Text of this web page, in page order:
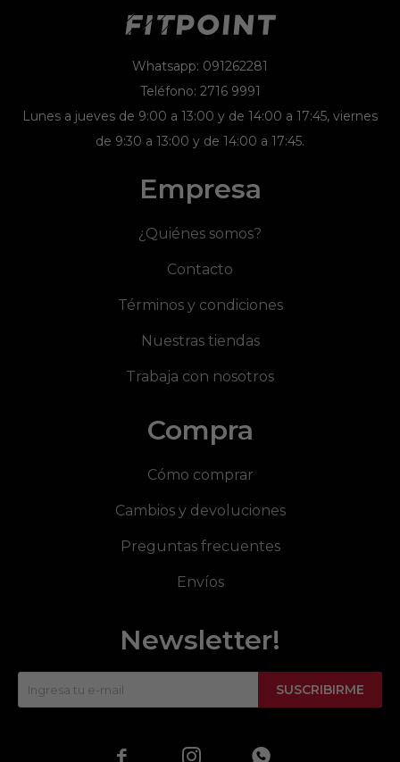
Whatsapp: 091262281
Teléfono: 2716 9991
Lunes a jueves de 9:00 a 13:00 y de 14:00 a 17:45, viernes
de 9:30 a 13:00 y de 14:00 a 17:45.
Empresa
¿Quiénes somos?
Contacto
Términos y condiciones
Nuestras tiendas
Trabaja con nosotros
Compra
Cómo comprar
Cambios y devoluciones
Preguntas frecuentes
Envíos
Newsletter!
SUSCRIBIRME
  